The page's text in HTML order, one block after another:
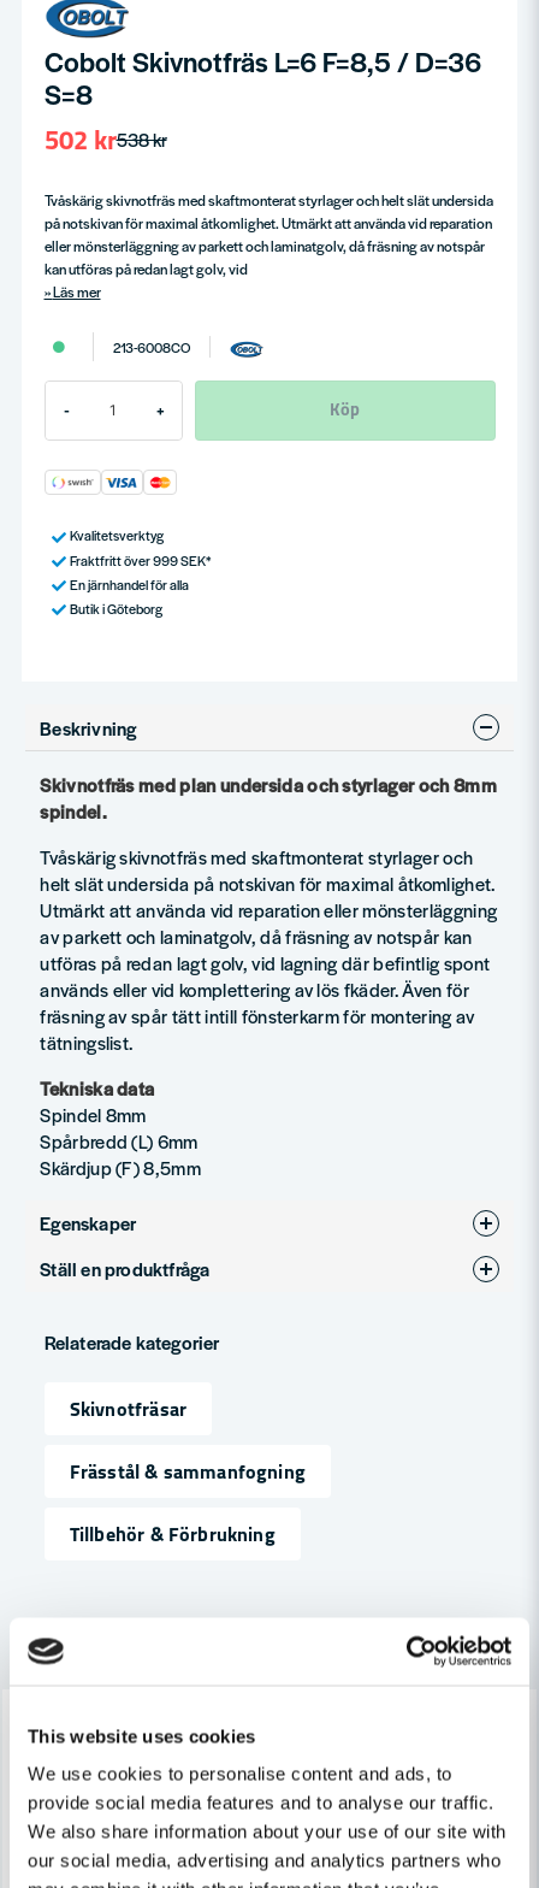
This website uses cookies
We use cookies to personalise content and ads, to
provide social media features and to analyse our traffic.
We also share information about your use of our site with
our social media, advertising and analytics partners who
Cobolt Skivnotfräs L=6 F=8,5 / D=36
S=8
538 kr
502 kr
Tvåskärig skivnotfräs med skaftmonterat styrlager och helt slät undersida
på notskivan för maximal åtkomlighet. Utmärkt att använda vid reparation
eller mönsterläggning av parkett och laminatgolv, då fräsning av notspår
kan utföras på redan lagt golv, vid
Läs mer
213-6008CO
- + Köp
Kvalitetsverktyg
Fraktfritt över 999 SEK*
En järnhandel för alla
Butik i Göteborg
Beskrivning
Skivnotfräs med plan undersida och styrlager och 8mm
spindel.
Tvåskärig skivnotfräs med skaftmonterat styrlager och
helt slät undersida på notskivan för maximal åtkomlighet.
Utmärkt att använda vid reparation eller mönsterläggning
av parkett och laminatgolv, då fräsning av notspår kan
utföras på redan lagt golv, vid lagning där befintlig spont
används eller vid komplettering av lös fkäder. Även för
fräsning av spår tätt intill fönsterkarm för montering av
tätningslist.
Tekniska data
Spindel 8mm
Spårbredd (L) 6mm
Skärdjup (F) 8,5mm
Egenskaper
Produkttyp
Ställ en produktfråga
Fråga oss något om denna produkten...
Namn
email
Relaterade kategorier
Skivnotfräsar
Frässtål & sammanfogning
Tillbehör & Förbrukning
Andra produkter i kategorin